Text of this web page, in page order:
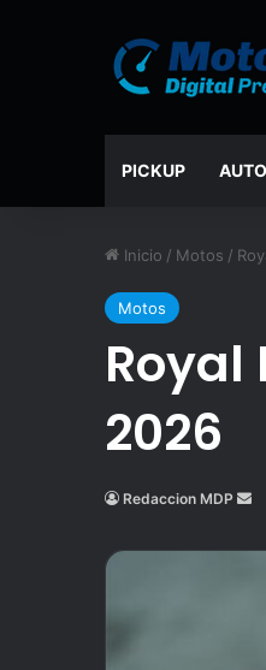
PICKUP
Inicio / Motos /
Motos
Royal
2026
Redaccion MDP